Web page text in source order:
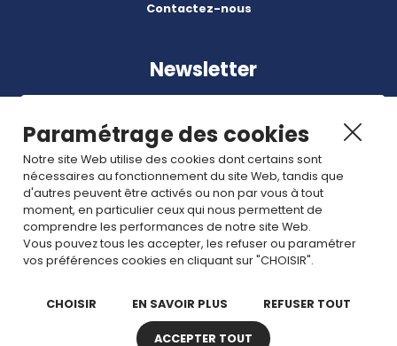
Contactez-nous
Newsletter
Abonnez-vous à nos dernières nouvelles et articles.
Rejoignez nous
Copyright © 2026 TDI. Tous droits réservés. -
Paramétrage des cookies
Notre site Web utilise des cookies dont certains sont
nécessaires au fonctionnement du site Web, tandis que
d'autres peuvent être activés ou non par vous à tout
moment, en particulier ceux qui nous permettent de
comprendre les performances de notre site Web.
Vous pouvez tous les accepter, les refuser ou paramétrer
vos préférences cookies en cliquant sur "CHOISIR".
CHOISIR EN SAVOIR PLUS REFUSER TOUT
ACCEPTER TOUT